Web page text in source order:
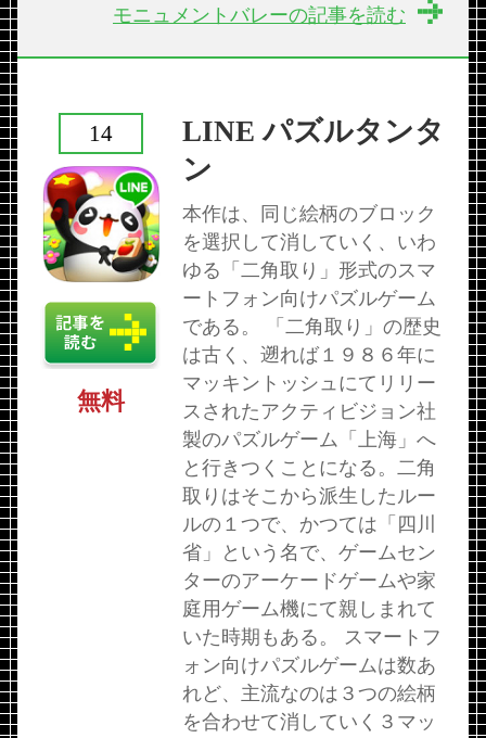
モニュメントバレーの記事を読む
LINE パズルタンタ
ン
本作は、同じ絵柄のブロック
を選択して消していく、いわ
ゆる「二角取り」形式のスマ
ートフォン向けパズルゲーム
である。 「二角取り」の歴史
は古く、遡れば１９８６年に
マッキントッシュにてリリー
スされたアクティビジョン社
製のパズルゲーム「上海」へ
と行きつくことになる。二角
取りはそこから派生したルー
ルの１つで、かつては「四川
省」という名で、ゲームセン
ターのアーケードゲームや家
庭用ゲーム機にて親しまれて
いた時期もある。 スマートフ
ォン向けパズルゲームは数あ
れど、主流なのは３つの絵柄
を合わせて消していく３マッ
14
無料